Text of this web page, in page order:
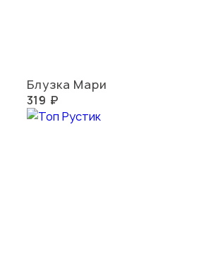
Блузка Мари
319 ₽